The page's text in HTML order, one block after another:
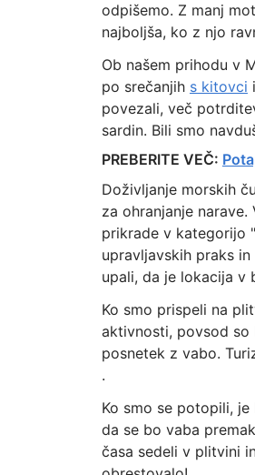
odpišemo. Z manj
najboljša, ko z njo
Ob našem prihodu v
po srečanjih s kitovci
povezali, več
sardin. Bili smo
PREBERITE VEČ:
Doživljanje morskih
za ohranjanje
prikrade v kategorijo
upravljavskih praks
upali, da je lokacija v
Ko smo prispeli na
aktivnosti, povsod so
posnetek z vabo.
.
Ko smo se potopili,
da se bo vaba
časa sedeli v plitvini